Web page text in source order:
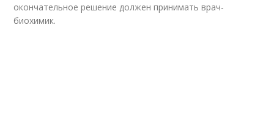
окончательное решение должен принимать врач-
биохимик.